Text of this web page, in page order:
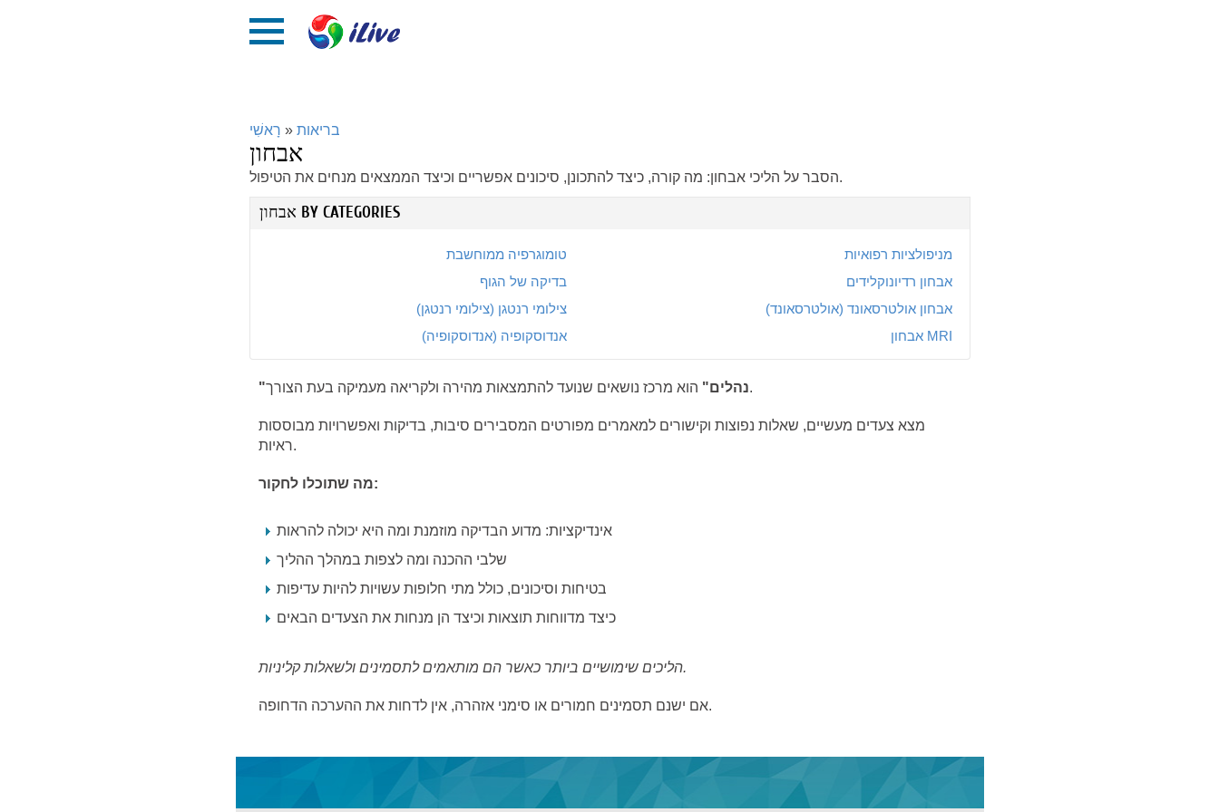
רָאשִׁי » בריאות
אבחון
הסבר על הליכי אבחון: מה קורה, כיצד להתכונן, סיכונים אפשריים וכיצד הממצאים מנחים את הטיפול.
אבחון BY CATEGORIES
טומוגרפיה ממוחשבת
מניפולציות רפואיות
בדיקה של הגוף
אבחון רדיונוקלידים
צילומי רנטגן (צילומי רנטגן)
אבחון אולטרסאונד (אולטרסאונד)
אנדוסקופיה (אנדוסקופיה)
אבחון MRI
"נהלים"הוא מרכז נושאים שנועד להתמצאות מהירה ולקריאה מעמיקה בעת הצורך.
מצא צעדים מעשיים, שאלות נפוצות וקישורים למאמרים מפורטים המסבירים סיבות, בדיקות ואפשרויות מבוססות
ראיות.
מה שתוכלו לחקור:
אינדיקציות: מדוע הבדיקה מוזמנת ומה היא יכולה להראות
שלבי ההכנה ומה לצפות במהלך ההליך
בטיחות וסיכונים, כולל מתי חלופות עשויות להיות עדיפות
כיצד מדווחות תוצאות וכיצד הן מנחות את הצעדים הבאים
הליכים שימושיים ביותר כאשר הם מותאמים לתסמינים ולשאלות קליניות.
אם ישנם תסמינים חמורים או סימני אזהרה, אין לדחות את ההערכה הדחופה.